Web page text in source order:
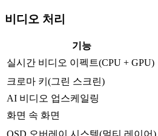
비디오 처리
기능
실시간 비디오 이펙트(CPU + GPU)
크로마 키(그린 스크린)
AI 비디오 업스케일링
화면 속 화면